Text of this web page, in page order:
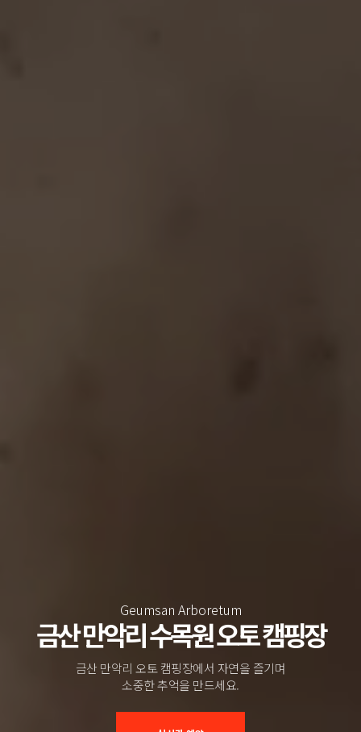
Geumsan Arboretum
금산 만악리 수목원 오토 캠핑장
금산 만악리 오토 캠핑장에서 자연을 즐기며
소중한 추억을 만드세요.